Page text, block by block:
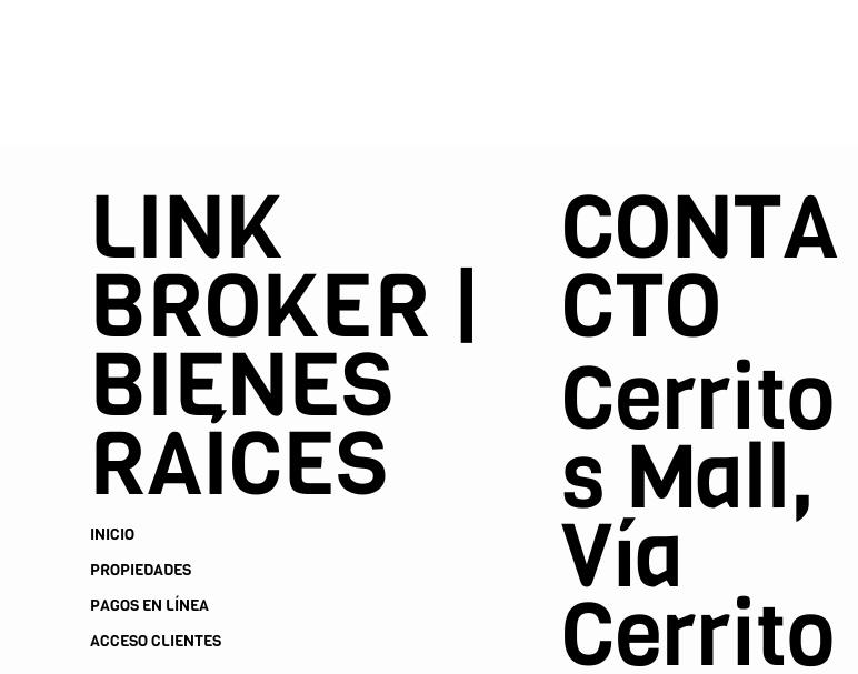
LINK
BROKER |
BIENES
RAÍCES
INICIO
PROPIEDADES
PAGOS EN LÍNEA
ACCESO CLIENTES
Cerrito
s Mall,
Vía
Cerrito
CONTA
CTO